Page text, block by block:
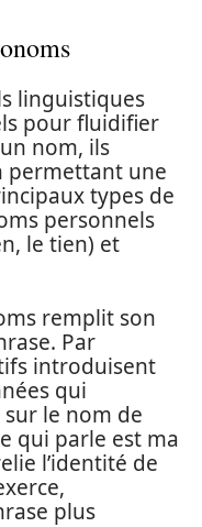
linguistiques
pour fluidifier
nom, ils
permettant une
types de
personnels
le tien) et
remplit son
Par
introduisent
qui
le nom de
qui parle est ma
l’identité de
plus